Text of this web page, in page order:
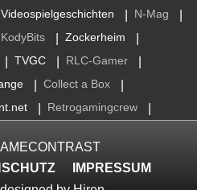
Videospielgeschichten N-Mag
KodyBits Zockerheim
TVGC RLC-Gamer
Collect a Box
Retrogamingcrew
IMPRESSUM